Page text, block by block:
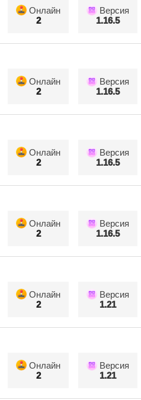
Онлайн
2
Версия
1.16.5
Онлайн
2
Версия
1.16.5
Онлайн
2
Версия
1.16.5
Онлайн
2
Версия
1.16.5
Онлайн
2
Версия
1.21
Онлайн
2
Версия
1.21